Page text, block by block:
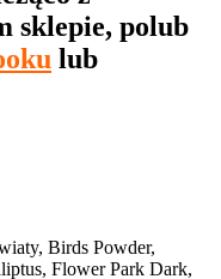
sklepie, polub
lub
Birds Powder,
Flower Park Dark,